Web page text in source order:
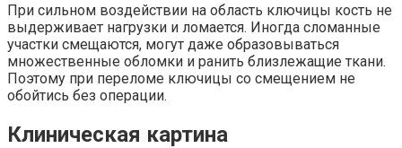
При сильном воздействии на область ключицы кость не
выдерживает нагрузки и ломается. Иногда сломанные
участки смещаются, могут даже образовываться
множественные обломки и ранить близлежащие ткани.
Поэтому при переломе ключицы со смещением не
обойтись без операции.
Клиническая картина